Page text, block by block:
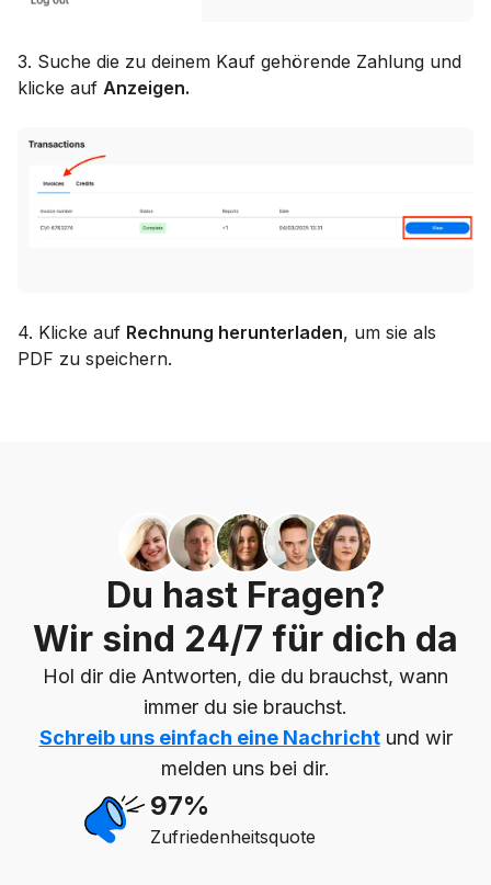
3. Suche die zu deinem Kauf gehörende Zahlung und
klicke auf Anzeigen.
4. Klicke auf Rechnung herunterladen, um sie als
PDF zu speichern.
Du hast Fragen?
Wir sind 24/7 für dich da
Hol dir die Antworten, die du brauchst, wann
immer du sie brauchst.
Schreib uns einfach eine Nachrichtund wir
melden uns bei dir.
97%
Zufriedenheitsquote